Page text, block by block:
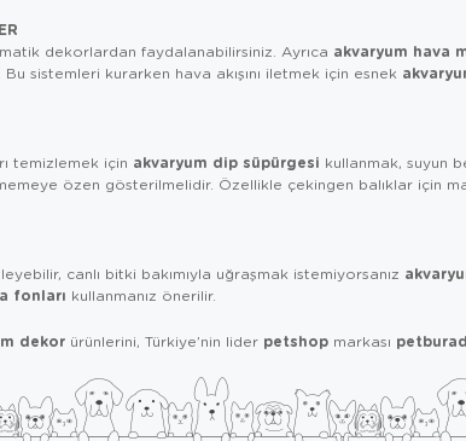
dekorlardan faydalanabilirsiniz. Ayrıca akvaryum hava
sistemleri kurarken hava akışını iletmek için esnek
temizlemek için akvaryum dip süpürgesi kullanmak, suyun
özen gösterilmelidir. Özellikle çekingen balıklar için
canlı bitki bakımıyla uğraşmak istemiyorsanız
fonları kullanmanız önerilir.
dekor ürünlerini, Türkiye’nin lider petshop markası